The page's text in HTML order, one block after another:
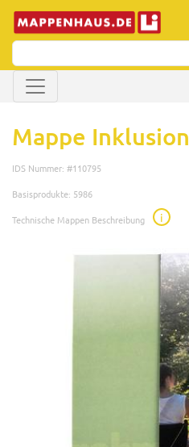
Mappe Inklusion
IDS Nummer: #110795
Basisprodukte: 5986
Technische Mappen Beschreibung
i